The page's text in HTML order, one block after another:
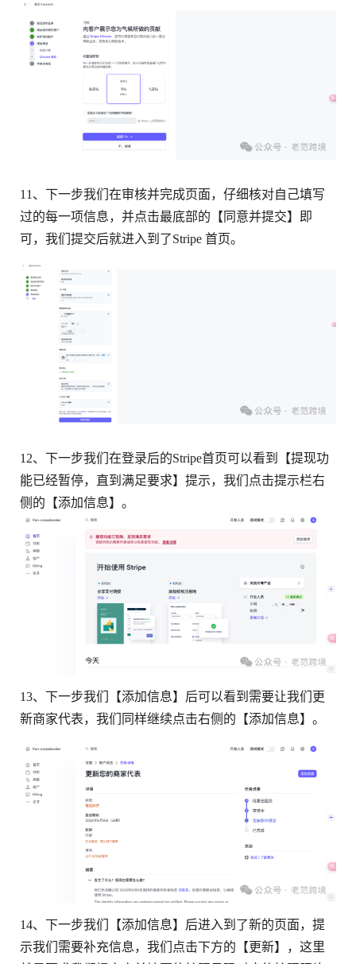
11、下一步我们在审核并完成页面，仔细核对自己填写
过的每一项信息，并点击最底部的【同意并提交】即
可，我们提交后就进入到了Stripe 首页。
12、下一步我们在登录后的Stripe首页可以看到【提现功
能已经暂停，直到满足要求】提示，我们点击提示栏右
侧的【添加信息】。
13、下一步我们【添加信息】后可以看到需要让我们更
新商家代表，我们同样继续点击右侧的【添加信息】。
14、下一步我们【添加信息】后进入到了新的页面，提
示我们需要补充信息，我们点击下方的【更新】，这里